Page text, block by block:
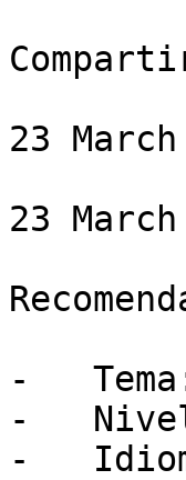
23
23
-
-
-